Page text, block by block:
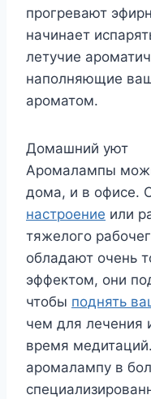
прогревают
начинает
летучие
наполняющие
ароматом.
Домашний уют
Аромалампы
дома, и в офисе.
настроение или
тяжелого
обладают очень
эффектом, они
чтобы поднять
чем для лечения
время
аромалампу в